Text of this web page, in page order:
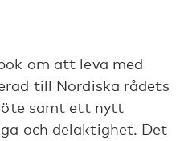
om att leva med
till Nordiska rådets
samt ett nytt
och delaktighet. Det